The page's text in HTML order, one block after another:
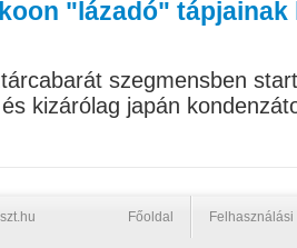
"lázadó" tápjainak
szegmensben
kizárólag japán
Főoldal